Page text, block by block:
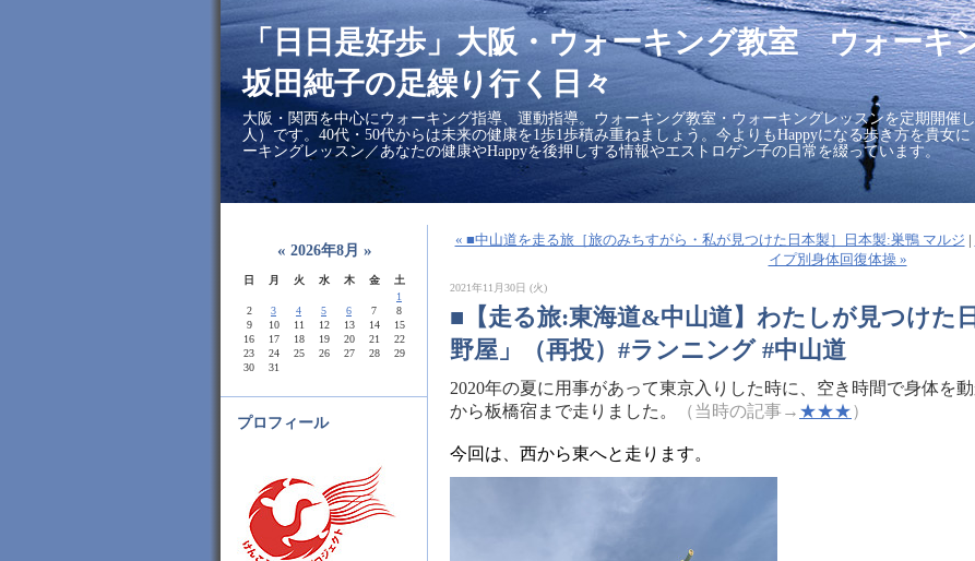
「日日是好歩」大阪・ウォーキング教室 ウォーキ
坂田純子の足繰り行く日々
大阪・関西を中心にウォーキング指導、運動指導。ウォーキング教室・ウォーキングレッスンを定期開催
人）です。40代・50代からは未来の健康を1歩1歩積み重ねましょう。今よりもHappyになる歩き方を貴女
ーキングレッスン／あなたの健康やHappyを後押しする情報やエストロゲン子の日常を綴っています。
« 2026年8月 »
日 月 火 水 木 金
土
1
2
3 4 5 6 7
8
9
10 11 12 13 14
15
16
17 18 19 20 21
22
23
24 25 26 27 28
29
30
31
プロフィール
« ■中山道を走る旅［旅のみちすがら・私が見つけた日本製］日本製:巣鴨 マルジ |
イプ別身体回復体操 »
2021年11月30日 (火)
■【走る旅:東海道&中山道】わたしが見つけた
野屋」（再投）#ランニング #中山道
2020年の夏に用事があって東京入りした時に、空き時間で身体を
から板橋宿まで走りました。
（当時の記事→ ★★★）
今回は、西から東へと走ります。